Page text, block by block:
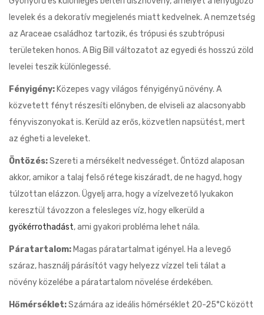
levelek és a dekoratív megjelenés miatt kedvelnek. A nemzetség
az Araceae családhoz tartozik, és trópusi és szubtrópusi
területeken honos. A Big Bill változatot az egyedi és hosszú zöld
levelei teszik különlegessé.
Fényigény: Közepes vagy világos fényigényű növény. A
közvetett fényt részesíti előnyben, de elviseli az alacsonyabb
fényviszonyokat is. Kerüld az erős, közvetlen napsütést, mert
az égheti a leveleket.
Öntözés:Szereti a mérsékelt nedvességet. Öntözd alaposan
akkor, amikor a talaj felső rétege kiszáradt, de ne hagyd, hogy
túlzottan elázzon. Ügyelj arra, hogy a vízelvezető lyukakon
keresztül távozzon a felesleges víz, hogy elkerüld a
gyökérrothadást, ami gyakori probléma lehet nála.
Páratartalom: Magas páratartalmat igényel. Ha a levegő
száraz, használj párásítót vagy helyezz vízzel teli tálat a
növény közelébe a páratartalom növelése érdekében.
Hőmérséklet:Számára az ideális hőmérséklet 20-25°C között